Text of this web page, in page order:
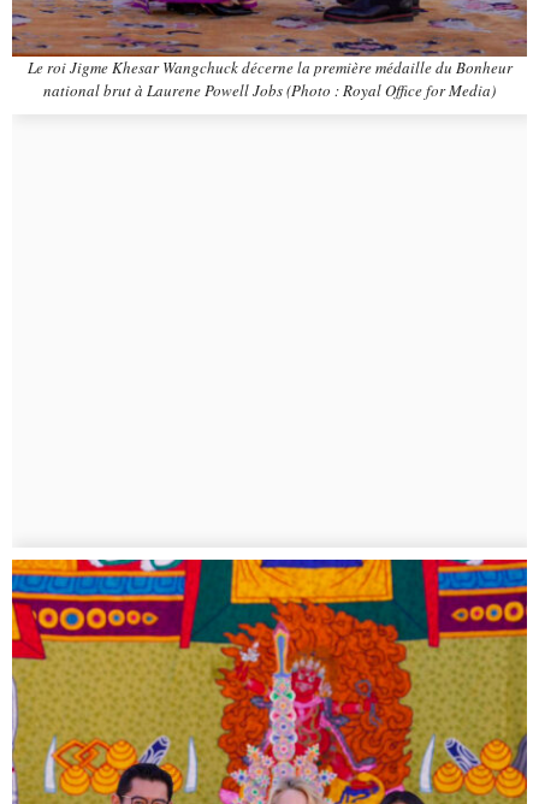
Le roi Jigme Khesar Wangchuck décerne la première médaille du Bonheur
national brut à Laurene Powell Jobs (Photo : Royal Office for Media)